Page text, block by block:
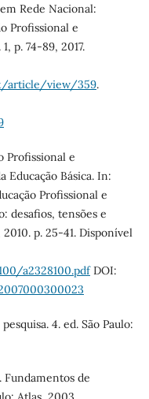
Rede Nacional:
Profissional e
p. 74-89, 2017.
article/view/359.
Profissional e
Educação Básica. In:
Profissional e
desafios, tensões e
p. 25-41. Disponível
a2328100.pdfDOI:
4. ed. São Paulo:
Fundamentos de